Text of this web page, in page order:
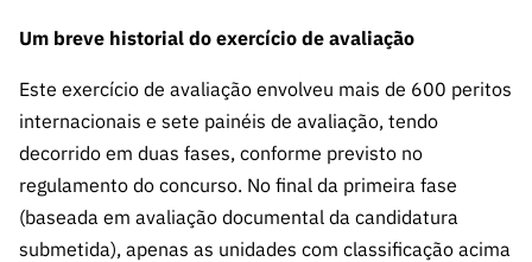
FCCN,
serviços
digitais da
FCT
Canais de
Denúncia
s
Apoios
Um breve historial do exercício de avaliação
Este exercício de avaliação envolveu mais de 600 peritos
internacionais e sete painéis de avaliação, tendo
decorrido em duas fases, conforme previsto no
regulamento do concurso. No final da primeira fase
(baseada em avaliação documental da candidatura
submetida), apenas as unidades com classificação acima